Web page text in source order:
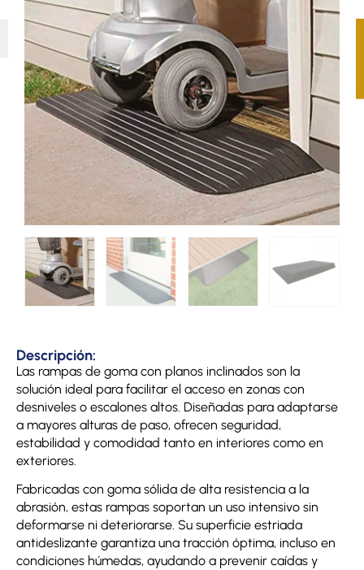
Descripción:
Las rampas de goma con planos inclinados son la
solución ideal para facilitar el acceso en zonas con
desniveles o escalones altos. Diseñadas para adaptarse
a mayores alturas de paso, ofrecen seguridad,
estabilidad y comodidad tanto en interiores como en
exteriores.
Fabricadas con goma sólida de alta resistencia a la
abrasión, estas rampas soportan un uso intensivo sin
deformarse ni deteriorarse. Su superficie estriada
antideslizante garantiza una tracción óptima, incluso en
condiciones húmedas, ayudando a prevenir caídas y